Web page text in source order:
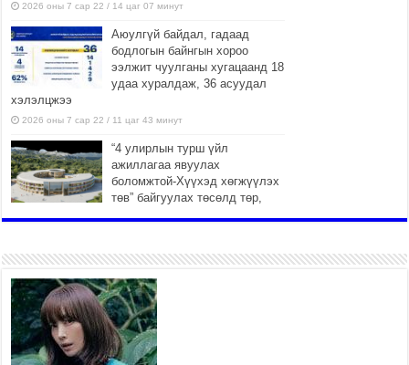
2026 оны 7 сар 22 / 14 цаг 07 минут
Аюулгүй байдал, гадаад
бодлогын байнгын хороо
ээлжит чуулганы хугацаанд 18
удаа хуралдаж, 36 асуудал
хэлэлцжээ
2026 оны 7 сар 22 / 11 цаг 43 минут
“4 улирлын турш үйл
ажиллагаа явуулах
боломжтой-Хүүхэд хөгжүүлэх
төв” байгуулах төсөлд төр,
Б.Пүрэвдагва: “Урт цагаан”-ыг
залуучууд чөлөөт цагаа
өнгөрүүлдэг, жуулчид зорьж
ирдэг цэг болгоно
2026 оны 7 сар 21 / 16 цаг 47 минут